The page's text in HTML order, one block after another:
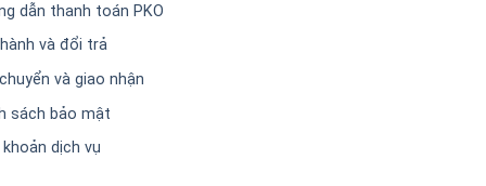
dẫn thanh toán PKO
và đổi trả
và giao nhận
sách bảo mật
dịch vụ